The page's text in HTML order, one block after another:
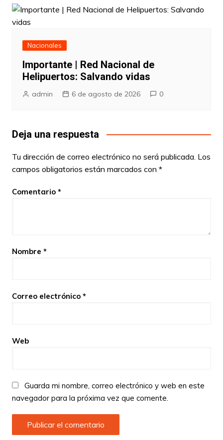
Nacionales
Importante | Red Nacional de
Helipuertos: Salvando vidas
admin 6 de agosto de 2026 0
Deja una respuesta
Tu dirección de correo electrónico no será publicada. Los
campos obligatorios están marcados con *
Comentario *
Nombre *
Correo electrónico *
Web
Guarda mi nombre, correo electrónico y web en este
navegador para la próxima vez que comente.